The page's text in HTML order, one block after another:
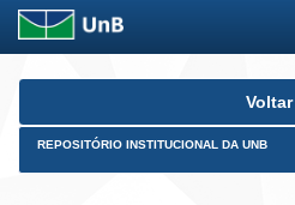
Skip
Voltar
REPOSITÓRIO INSTITUCIONAL DA UNB